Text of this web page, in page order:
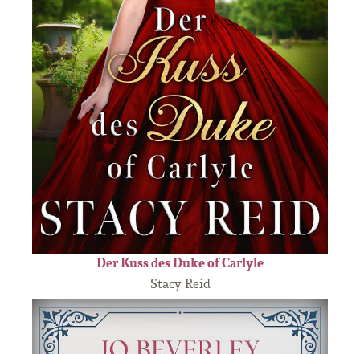
Der Kuss des Duke of Carlyle
Stacy Reid